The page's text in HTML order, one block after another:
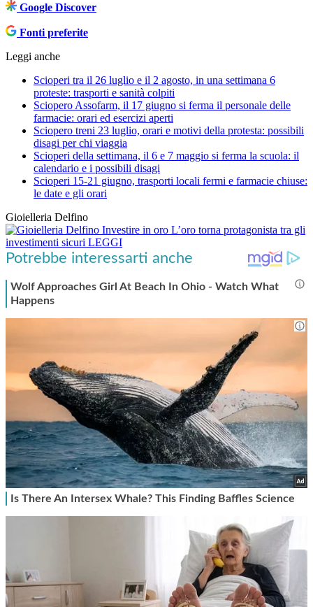
Google Discover
Fonti preferite
Leggi anche
Scioperi tra il 26 luglio e il 2 agosto, in una settimana 6
proteste: trasporti e sanità colpiti
Sciopero Assofarm, il 17 giugno si ferma il personale delle
farmacie: orari ed esercizi aperti
Sciopero treni 23 luglio, orari e motivi della protesta: possibili
disagi per chi viaggia
Scioperi della settimana, il 6 e 7 maggio si ferma la scuola: il
calendario e i possibili disagi
Scioperi 15-21 giugno, trasporti locali fermi e farmacie chiuse:
le date e gli orari
Gioielleria Delfino
Investire in oro L’oro torna protagonista tra gli
investimenti sicuri LEGGI